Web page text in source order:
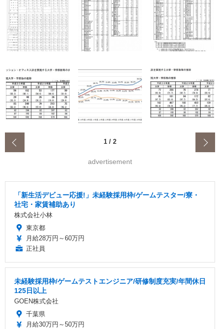
1 / 2
advertisement
「新生活デビュー応援!」未経験採用枠/ゲームテスター/寮・
社宅・家賃補助あり
株式会社小林
東京都
月給28万円～60万円
正社員
未経験採用枠/ゲームテストエンジニア/研修制度充実/年間休日
125日以上
GOEN株式会社
千葉県
月給30万円～50万円